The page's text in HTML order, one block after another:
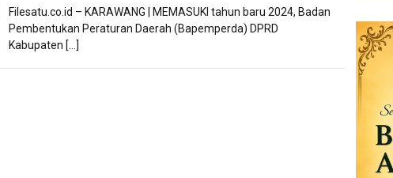
Filesatu.co.id – KARAWANG | MEMASUKI tahun baru 2024, Badan
Pembentukan Peraturan Daerah (Bapemperda) DPRD
Kabupaten […]